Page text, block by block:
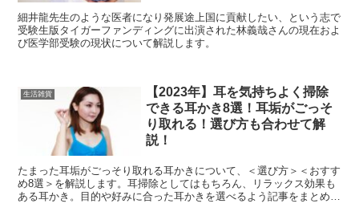
細井龍先生のような医者になり発展途上国に貢献したい、という志で
受験生版タイガーファンディングに出演された林義哉さんの現在およ
び医学部受験の現状について解説します。
生活雑貨
【2023年】耳を気持ちよく掃除
できる耳かき8選！耳垢がごっそ
り取れる！選び方も合わせて解
説！
たまった耳垢がごっそり取れる耳かきについて、＜選び方＞＜おすす
め8選＞を解説します。耳掃除としてはもちろん、リラックス効果も
ある耳かき。目的や好みに合った耳かきを選べるよう記事をまとめま